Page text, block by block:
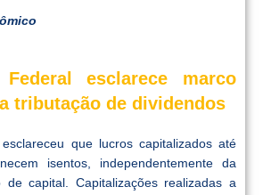
esclarece marco
tributação de dividendos
que lucros capitalizados até
isentos, independentemente da
de capital. Capitalizações realizadas a